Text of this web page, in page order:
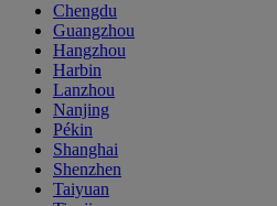
Chengdu
Guangzhou
Hangzhou
Harbin
Lanzhou
Nanjing
Pékin
Shanghai
Shenzhen
Taiyuan